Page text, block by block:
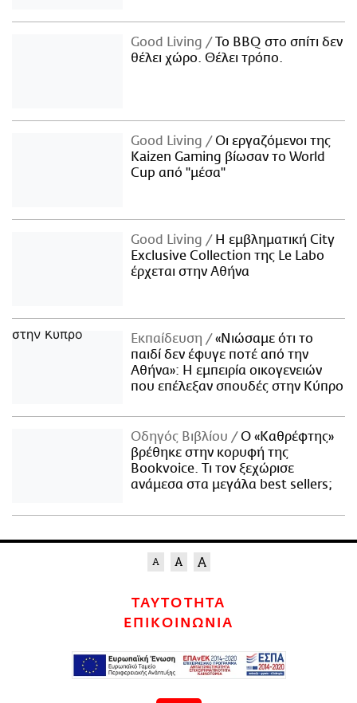
Good Living
Το BBQ στο σπίτι δεν
θέλει χώρο. Θέλει τρόπο.
Good Living
Οι εργαζόμενοι της
Kaizen Gaming βίωσαν το World
Cup από "μέσα"
Good Living
Η εμβληματική City
Exclusive Collection της Le Labo
έρχεται στην Αθήνα
Εκπαίδευση
«Νιώσαμε ότι το
παιδί δεν έφυγε ποτέ από την
Αθήνα»: Η εμπειρία οικογενειών
που επέλεξαν σπουδές στην Κύπρο
Οδηγός Βιβλίου
Ο «Καθρέφτης»
βρέθηκε στην κορυφή της
Bookvoice. Τι τον ξεχώρισε
ανάμεσα στα μεγάλα best sellers;
ΤΑΥΤΟΤΗΤΑ
ΕΠΙΚΟΙΝΩΝΙΑ